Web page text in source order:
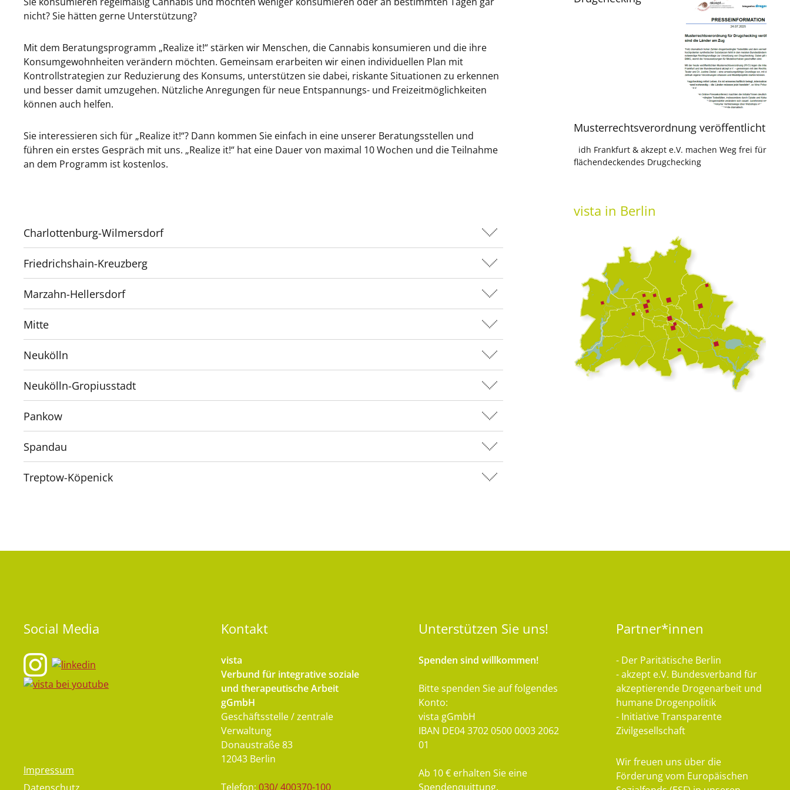
nicht? Sie hätten gerne Unterstützung?
Mit dem Beratungsprogramm „Realize it!“ stärken wir Menschen, die Cannabis konsumieren und die ihre
Konsumgewohnheiten verändern möchten. Gemeinsam erarbeiten wir einen individuellen Plan mit
Kontrollstrategien zur Reduzierung des Konsums, unterstützen sie dabei, riskante Situationen zu erkennen
und besser damit umzugehen. Nützliche Anregungen für neue Entspannungs- und Freizeitmöglichkeiten
können auch helfen.
Sie interessieren sich für „Realize it!“? Dann kommen Sie einfach in eine unserer Beratungsstellen und
führen ein erstes Gespräch mit uns. „Realize it!“ hat eine Dauer von maximal 10 Wochen und die Teilnahme
an dem Programm ist kostenlos.
Charlottenburg-Wilmersdorf
Friedrichshain-Kreuzberg
Marzahn-Hellersdorf
Mitte
Neukölln
Neukölln-Gropiusstadt
Pankow
Spandau
Treptow-Köpenick
Musterrechtsverordnung veröffentlicht
idh Frankfurt & akzept e.V. machen Weg frei für
flächendeckendes Drugchecking
vista in Berlin
Social Media
Impressum
Kontakt
vista
Verbund für integrative soziale
und therapeutische Arbeit
gGmbH
Geschäftsstelle / zentrale
Verwaltung
Donaustraße 83
12043 Berlin
Telefon: 030/ 400370-100
Unterstützen Sie uns!
Spenden sind willkommen!
Bitte spenden Sie auf folgendes
Konto:
vista gGmbH
IBAN DE04 3702 0500 0003 2062
01
Ab 10 € erhalten Sie eine
Spendenquittung.
Partner*innen
- Der Paritätische Berlin
- akzept e.V. Bundesverband für
akzeptierende Drogenarbeit und
humane Drogenpolitik
- Initiative Transparente
Zivilgesellschaft
Wir freuen uns über die
Förderung vom Europäischen